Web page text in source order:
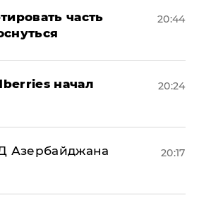
часть
20:44
начал
20:24
Азербайджана
20:17